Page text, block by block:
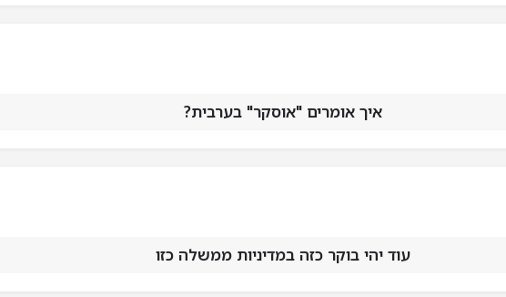
איך אומרים "אוסקר" בערבית?
עוד יהי בוקר כזה במדיניות ממשלה כזו